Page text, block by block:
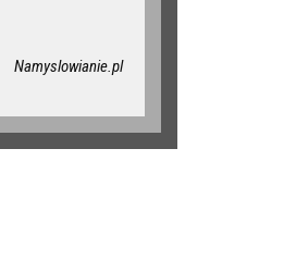
Namyslowianie.pl